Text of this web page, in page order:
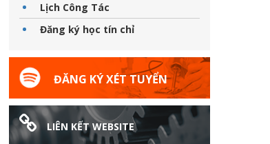
Lịch Công Tác
Đăng ký học tín chỉ
ĐĂNG KÝ XÉT TUYỂN
LIÊN KẾT WEBSITE